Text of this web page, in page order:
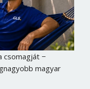
csomagját −
magyar